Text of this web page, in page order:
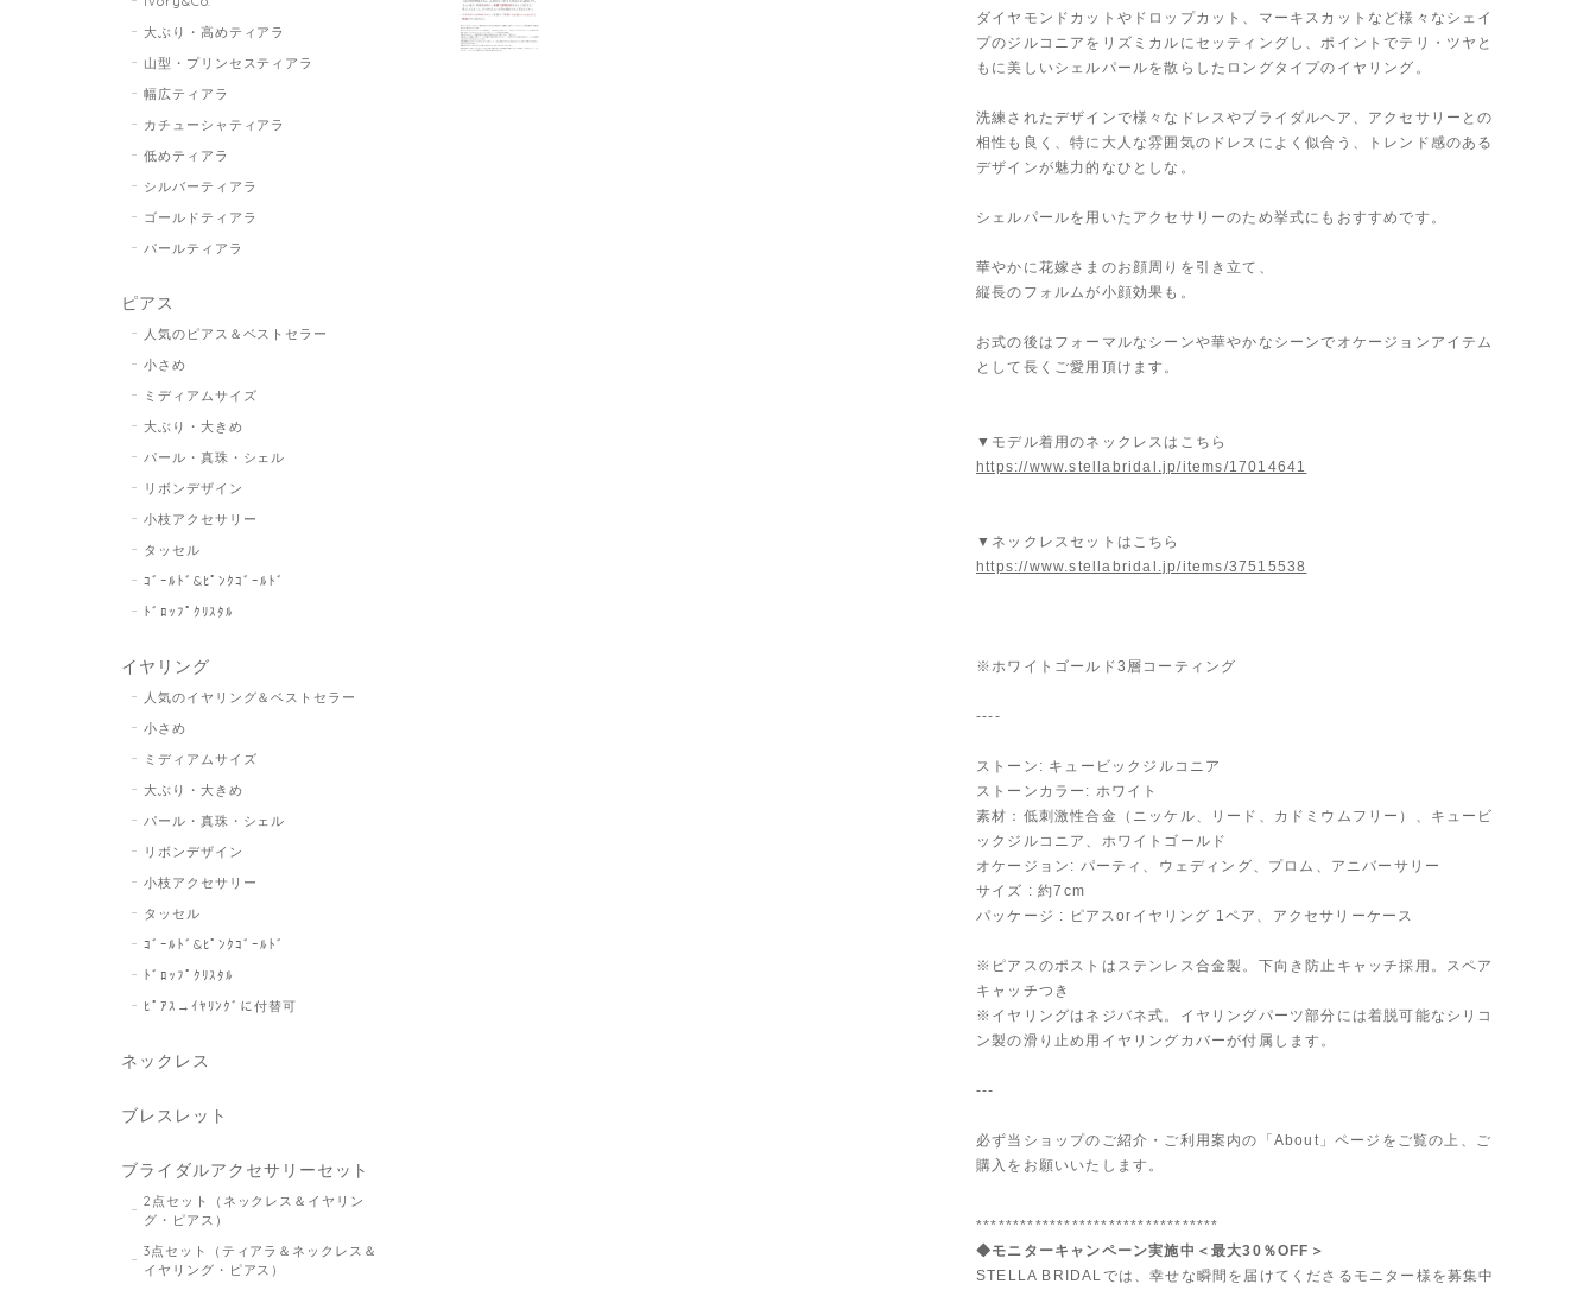
ダイヤモンドカットやドロップカット、マーキスカットなど様々なシェイ
プのジルコニアをリズミカルにセッティングし、ポイントでテリ・ツヤと
もに美しいシェルパールを散らしたロングタイプのイヤリング。
洗練されたデザインで様々なドレスやブライダルヘア、アクセサリーとの
相性も良く、特に大人な雰囲気のドレスによく似合う、トレンド感のある
デザインが魅力的なひとしな。
シェルパールを用いたアクセサリーのため挙式にもおすすめです。
華やかに花嫁さまのお顔周りを引き立て、
縦長のフォルムが小顔効果も。
お式の後はフォーマルなシーンや華やかなシーンでオケージョンアイテム
として長くご愛用頂けます。
▼モデル着用のネックレスはこちら
https://www.stellabridal.jp/items/17014641
▼ネックレスセットはこちら
https://www.stellabridal.jp/items/37515538
※ホワイトゴールド3層コーティング
----
ストーン: キュービックジルコニア
ストーンカラー: ホワイト
素材：低刺激性合金（ニッケル、リード、カドミウムフリー）、キュービ
ックジルコニア、ホワイトゴールド
オケージョン: パーティ、ウェディング、プロム、アニバーサリー
サイズ : 約7cm
パッケージ : ピアスorイヤリング 1ペア、アクセサリーケース
※ピアスのポストはステンレス合金製。下向き防止キャッチ採用。スペア
キャッチつき
※イヤリングはネジバネ式。イヤリングパーツ部分には着脱可能なシリコ
ン製の滑り止め用イヤリングカバーが付属します。
---
必ず当ショップのご紹介・ご利用案内の「About」ページをご覧の上、ご
購入をお願いいたします。
*********************************
◆モニターキャンペーン実施中＜最大30％OFF＞
STELLA BRIDALでは、幸せな瞬間を届けてくださるモニター様を募集中
大ぶり・高めティアラ
山型・プリンセスティアラ
幅広ティアラ
カチューシャティアラ
低めティアラ
シルバーティアラ
ゴールドティアラ
パールティアラ
ピアス
人気のピアス＆ベストセラー
小さめ
ミディアムサイズ
大ぶり・大きめ
パール・真珠・シェル
リボンデザイン
小枝アクセサリー
タッセル
ｺﾞｰﾙﾄﾞ&ﾋﾟﾝｸｺﾞｰﾙﾄﾞ
ﾄﾞﾛｯﾌﾟｸﾘｽﾀﾙ
イヤリング
人気のイヤリング＆ベストセラー
小さめ
ミディアムサイズ
大ぶり・大きめ
パール・真珠・シェル
リボンデザイン
小枝アクセサリー
タッセル
ｺﾞｰﾙﾄﾞ&ﾋﾟﾝｸｺﾞｰﾙﾄﾞ
ﾄﾞﾛｯﾌﾟｸﾘｽﾀﾙ
ﾋﾟｱｽ→ｲﾔﾘﾝｸﾞに付替可
ネックレス
ブレスレット
ブライダルアクセサリーセット
2点セット（ネックレス＆イヤリン
グ・ピアス）
3点セット（ティアラ＆ネックレス＆
イヤリング・ピアス）